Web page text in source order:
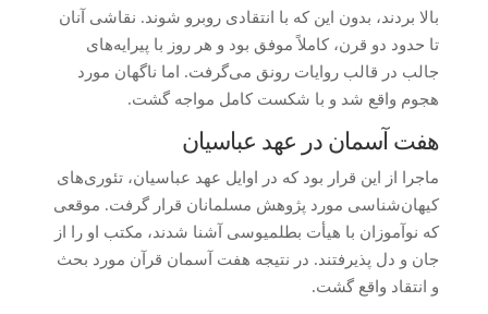
بالا بردند، بدون این که با انتقادی روبرو شوند. نقاشی آنان
تا حدود دو قرن، کاملاً موفق بود و هر روز با پیرایه‌‌های
جالب در قالب روایات رونق می‌گرفت. اما ناگهان مورد
هجوم واقع شد و با شکست کامل مواجه گشت.
هفت آسمان در عهد عباسیان
ماجرا از این قرار بود که در اوایل عهد عباسیان، تئوری‌های
کیهان‌شناسی مورد پژوهش مسلمانان قرار گرفت. موقعی
که نوآموزان با هیأت بطلمیوسی آشنا شدند، مکتب او را از
جان و دل پذیرفتند. در نتیجه هفت آسمان قرآن مورد بحث
و انتقاد واقع گشت.